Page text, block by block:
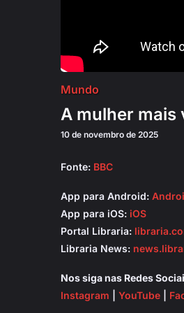
Mundo
A mulher mais
10 de novembro de 2025
Fonte: BBC
App para Android:
App para iOS: iOS
Portal Libraria:
Libraria News:
Nos siga nas Redes
Instagram
YouTube